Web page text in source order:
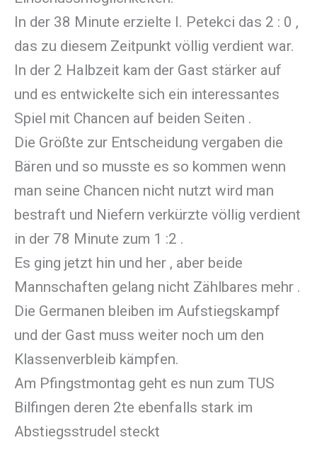
In der 38 Minute erzielte I. Petekci das 2 : 0 ,
das zu diesem Zeitpunkt völlig verdient war.
In der 2 Halbzeit kam der Gast stärker auf
und es entwickelte sich ein interessantes
Spiel mit Chancen auf beiden Seiten .
Die Größte zur Entscheidung vergaben die
Bären und so musste es so kommen wenn
man seine Chancen nicht nutzt wird man
bestraft und Niefern verkürzte völlig verdient
in der 78 Minute zum 1 :2 .
Es ging jetzt hin und her , aber beide
Mannschaften gelang nicht Zählbares mehr .
Die Germanen bleiben im Aufstiegskampf
und der Gast muss weiter noch um den
Klassenverbleib kämpfen.
Am Pfingstmontag geht es nun zum TUS
Bilfingen deren 2te ebenfalls stark im
Abstiegsstrudel steckt